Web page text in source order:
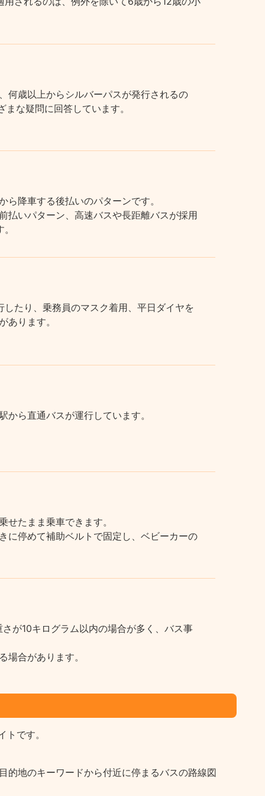
何歳以上からシルバーパスが発行されるの
な疑問に回答しています。
降車する後払いのパターンです。
払いパターン、高速バスや長距離バスが採用
たり、乗務員のマスク着用、平日ダイヤを
あります。
ら直通バスが運行しています。
たまま乗車できます。
に停めて補助ベルトで固定し、ベビーカーの
が10キログラム以内の場合が多く、バス事
合があります。
です。
地のキーワードから付近に停まるバスの路線図